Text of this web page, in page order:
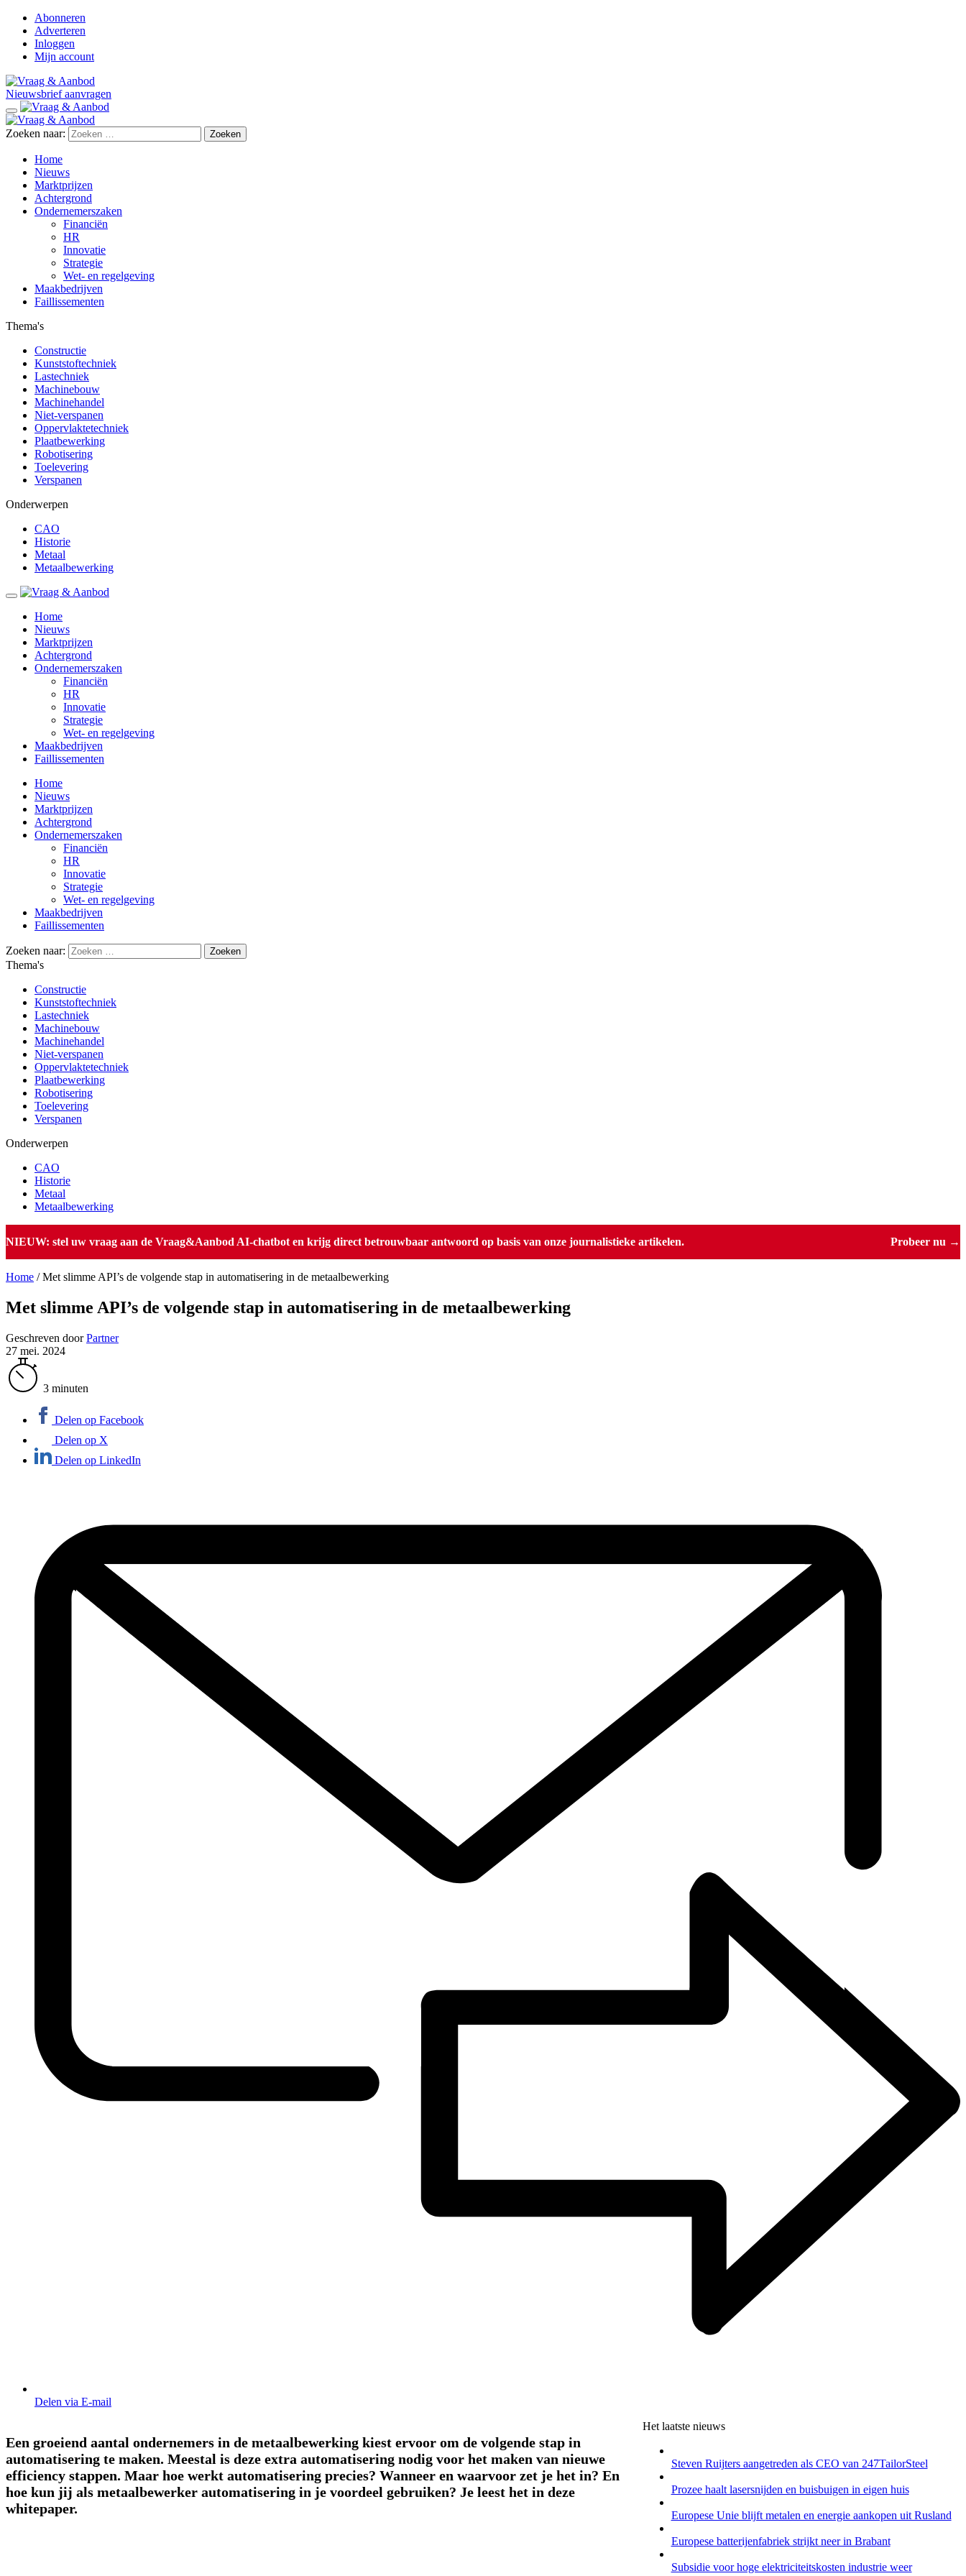
Abonneren
Adverteren
Inloggen
Mijn account
Nieuwsbrief aanvragen
Zoeken naar:
Home
Nieuws
Marktprijzen
Achtergrond
Ondernemerszaken
Financiën
HR
Innovatie
Strategie
Wet- en regelgeving
Maakbedrijven
Faillissementen
Thema's
Constructie
Kunststoftechniek
Lastechniek
Machinebouw
Machinehandel
Niet-verspanen
Oppervlaktetechniek
Plaatbewerking
Robotisering
Toelevering
Verspanen
Onderwerpen
CAO
Historie
Metaal
Metaalbewerking
Home
Nieuws
Marktprijzen
Achtergrond
Ondernemerszaken
Financiën
HR
Innovatie
Strategie
Wet- en regelgeving
Maakbedrijven
Faillissementen
Home
Nieuws
Marktprijzen
Achtergrond
Ondernemerszaken
Financiën
HR
Innovatie
Strategie
Wet- en regelgeving
Maakbedrijven
Faillissementen
Zoeken naar:
Thema's
Constructie
Kunststoftechniek
Lastechniek
Machinebouw
Machinehandel
Niet-verspanen
Oppervlaktetechniek
Plaatbewerking
Robotisering
Toelevering
Verspanen
Onderwerpen
CAO
Historie
Metaal
Metaalbewerking
NIEUW: stel uw vraag aan de Vraag&Aanbod AI-chatbot en krijg direct betrouwbaar antwoord op basis van onze journalistieke artikelen. Probeer nu →
Home /Met slimme API’s de volgende stap in automatisering in de metaalbewerking
Met slimme API’s de volgende stap in automatisering in de metaalbewerking
Geschreven doorPartner
27 mei. 2024
3 minuten
Delen op Facebook
Delen op X
Delen op LinkedIn
Delen via E-mail
Een groeiend aantal ondernemers in de metaalbewerking kiest ervoor om de volgende stap in
automatisering te maken. Meestal is deze extra automatisering nodig voor het maken van nieuwe
efficiency stappen. Maar hoe werkt automatisering precies? Wanneer en waarvoor zet je het in? En
hoe kun jij als metaalbewerker automatisering in je voordeel gebruiken? Je leest het in deze
whitepaper.
Het laatste nieuws
Steven Ruijters aangetreden als CEO van 247TailorSteel
Prozee haalt lasersnijden en buisbuigen in eigen huis
Europese Unie blijft metalen en energie aankopen uit Rusland
Europese batterijenfabriek strijkt neer in Brabant
Subsidie voor hoge elektriciteitskosten industrie weer